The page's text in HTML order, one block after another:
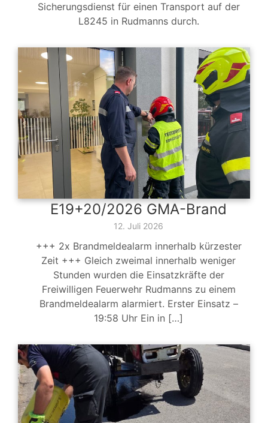
Sicherungsdienst für einen Transport auf der
L8245 in Rudmanns durch.
E19+20/2026 GMA-Brand
12. Juli 2026
+++ 2x Brandmeldealarm innerhalb kürzester
Zeit +++ Gleich zweimal innerhalb weniger
Stunden wurden die Einsatzkräfte der
Freiwilligen Feuerwehr Rudmanns zu einem
Brandmeldealarm alarmiert. Erster Einsatz –
19:58 Uhr Ein in […]